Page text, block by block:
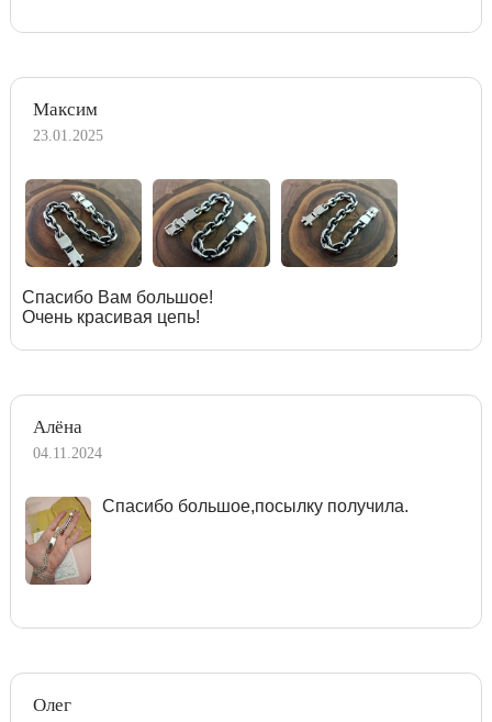
Максим
23.01.2025
Спасибо Вам большое!
Очень красивая цепь!
Алёна
04.11.2024
Спасибо большое,посылку получила.
Олег